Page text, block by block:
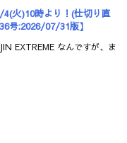
火)10時より！(仕切り直
号:2026/07/31版】
EXTREME なんですが、ま